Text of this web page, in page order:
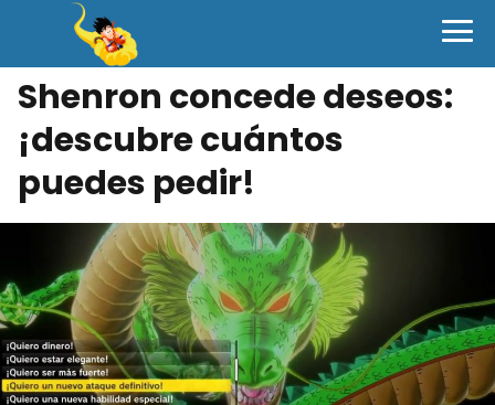
Shenron concede deseos:
¡descubre cuántos
puedes pedir!